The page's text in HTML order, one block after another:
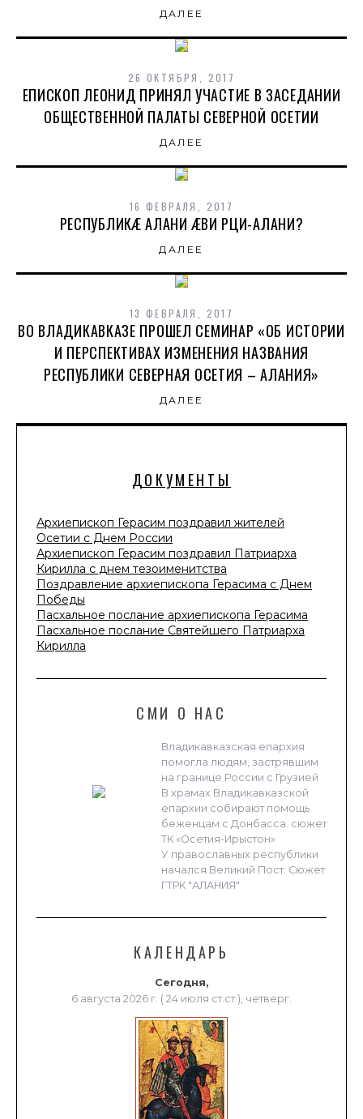
ДОКУМЕНТЫ
Архиепископ Герасим поздравил жителей
Осетии с Днем России
Архиепископ Герасим поздравил Патриарха
Кирилла с днем тезоименитства
Поздравление архиепископа Герасима с Днем
Победы
Пасхальное послание архиепископа Герасима
Пасхальное послание Святейшего Патриарха
Кирилла
СМИ О НАС
Владикавказская епархия
помогла людям, застрявшим
на границе России с Грузией
В храмах Владикавказской
епархии собирают помощь
беженцам с Донбасса. сюжет
ТК «Осетия-Ирыстон»
У православных республики
начался Великий Пост. Сюжет
ГТРК "АЛАНИЯ"
КАЛЕНДАРЬ
Сегодня,
6 августа 2026 г. ( 24 июля ст.ст.), четверг.
ДАЛЕЕ
26 ОКТЯБРЯ, 2017
ЕПИСКОП ЛЕОНИД ПРИНЯЛ УЧАСТИЕ В ЗАСЕДАНИИ
ОБЩЕСТВЕННОЙ ПАЛАТЫ СЕВЕРНОЙ ОСЕТИИ
ДАЛЕЕ
16 ФЕВРАЛЯ, 2017
РЕСПУБЛИКÆ АЛАНИ ÆВИ РЦИ-АЛАНИ?
ДАЛЕЕ
13 ФЕВРАЛЯ, 2017
ВО ВЛАДИКАВКАЗЕ ПРОШЕЛ СЕМИНАР «ОБ ИСТОРИИ
И ПЕРСПЕКТИВАХ ИЗМЕНЕНИЯ НАЗВАНИЯ
РЕСПУБЛИКИ СЕВЕРНАЯ ОСЕТИЯ – АЛАНИЯ»
ДАЛЕЕ